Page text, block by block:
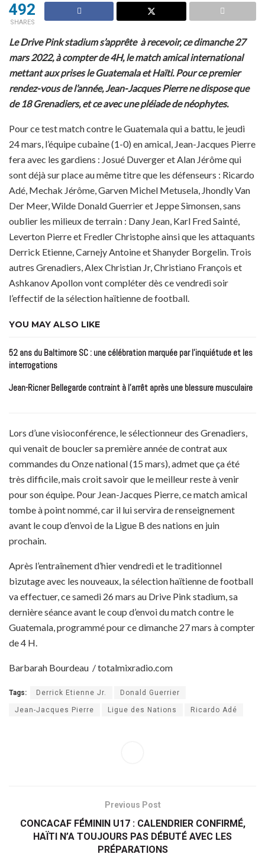
492
SHARES
Le Drive Pink stadium s’apprête à recevoir, ce dimanche 27
mars 2022, à compter de 4H, le match amical international
mettant aux prises le Guatemala et Haïti. Pour ce premier
rendez-vous de l’année, Jean-Jacques Pierre ne dispose que
de 18 Grenadiers, et ce avec une pléiade de néophytes.
Pour ce test match contre le Guatemala qui a battu, le jeudi
24 mars, l’équipe cubaine (1-0) en amical, Jean-Jacques Pierre
fera avec les gardiens : Josué Duverger et Alan Jérôme qui
sont déjà sur place au même titre que les défenseurs : Ricardo
Adé, Mechak Jérôme, Garven Michel Metusela, Jhondly Van
Der Meer, Wilde Donald Guerrier et Jeppe Simonsen, sans
oublier les milieux de terrain : Dany Jean, Karl Fred Sainté,
Leverton Pierre et Fredler Christophe ainsi que les attaquants
Derrick Etienne, Carnejy Antoine et Shanyder Borgelin. Trois
autres Grenadiers, Alex Christian Jr, Christiano François et
Ashkanov Apollon vont compléter dès ce vendredi soir
l’effectif de la sélection haïtienne de football.
YOU MAY ALSO LIKE
52 ans du Baltimore SC : une célébration marquée par l’inquiétude et les
interrogations
Jean-Ricner Bellegarde contraint à l’arrêt après une blessure musculaire
Lors d’une visioconférence, le sélectionneur des Grenadiers,
qui venait de boucler sa première année de contrat aux
commandes du Onze national (15 mars), admet que ça été
très difficile, mais croit savoir que le meilleur reste à venir
pour son équipe. Pour Jean-Jacques Pierre, ce match amical
tombe à point nommé, car il lui servira de renseignement
avant le coup d’envoi de la Ligue B des nations en juin
prochain.
Après l’entraînement d’hier vendredi et le traditionnel
bizutage avec les nouveaux, la sélection haïtienne de football
va effectuer, ce samedi 26 mars au Drive Pink stadium, sa
dernière séance avant le coup d’envoi du match contre le
Guatemala, programmé pour ce dimanche 27 mars à compter
de 4 H.
Barbarah Bourdeau / totalmixradio.com
Tags: Derrick Etienne Jr. Donald Guerrier
Jean-Jacques Pierre Ligue des Nations Ricardo Adé
Previous Post
CONCACAF FÉMININ U17 : CALENDRIER CONFIRMÉ,
HAÏTI N’A TOUJOURS PAS DÉBUTÉ AVEC LES
PRÉPARATIONS